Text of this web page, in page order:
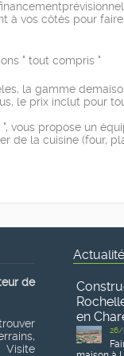
à vos côtés pour
" tout compris "
la gamme
le prix inclut pour
vous propose un
de la cuisine (four,
de
Visite
en
26/